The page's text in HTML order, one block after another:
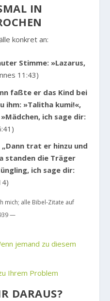
IN
konkret an:
Stimme: »Lazarus,
11:43)
faßte er das Kind bei
ihm: »Talitha kumi!«,
ich sage dir:
„Dann trat er hinzu und
standen die Träger
ich sage dir:
mich; alle Bibel-Zitate auf
—
jemand zu diesem
Ihrem Problem
DARAUS?